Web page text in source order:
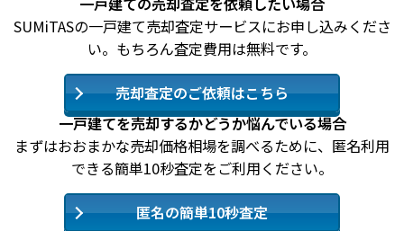
SUMiTASの一戸建て売却査定サービスにお申し込みくださ
い。もちろん査定費用は無料です。
売却査定のご依頼はこちら
一戸建てを売却するかどうか悩んでいる場合
まずはおおまかな売却価格相場を調べるために、匿名利用
できる簡単10秒査定をご利用ください。
匿名の簡単10秒査定